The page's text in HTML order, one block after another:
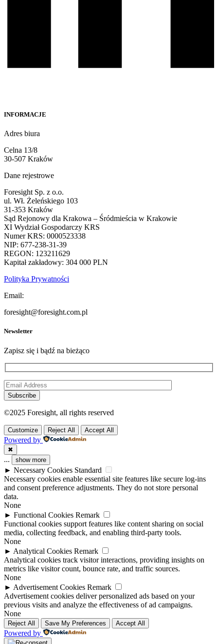
INFORMACJE
Adres biura
Celna 13/8
30-507 Kraków
Dane rejestrowe
Foresight Sp. z o.o.
ul. Wł. Żeleńskiego 103
31-353 Kraków
Sąd Rejonowy dla Krakowa – Śródmieścia w Krakowie
XI Wydział Gospodarczy KRS
Numer KRS: 0000523338
NIP: 677-238-31-39
REGON: 123211629
Kapitał zakładowy: 304 000 PLN
Polityka Prywatności
Email:
foresight@foresight.com.pl
Newsletter
Zapisz się i bądź na bieżąco
Subscribe
©2025 Foresight, all rights reserved
Customize Reject All Accept All
Powered by
✖
... show more
► Necessary Cookies Standard
Necessary cookies enable essential site features like secure log-ins
and consent preference adjustments. They do not store personal
data.
None
► Functional Cookies Remark
Functional cookies support features like content sharing on social
media, collecting feedback, and enabling third-party tools.
None
► Analytical Cookies Remark
Analytical cookies track visitor interactions, providing insights on
metrics like visitor count, bounce rate, and traffic sources.
None
► Advertisement Cookies Remark
Advertisement cookies deliver personalized ads based on your
previous visits and analyze the effectiveness of ad campaigns.
None
Reject All Save My Preferences Accept All
Powered by